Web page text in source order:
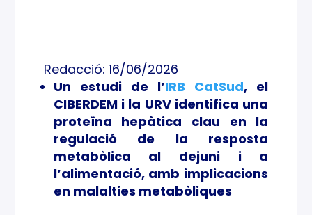
e
adap
tar-
se
dura
Redacció: 16/06/2026
Un estudi de l’IRB CatSud, el
CIBERDEM i la URV identifica una
proteïna hepàtica clau en la
regulació de la resposta
metabòlica al dejuni i a
l’alimentació, amb implicacions
en malalties metabòliques